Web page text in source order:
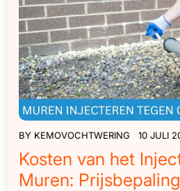
BY KEMOVOCHTWERING 10 JULI
Kosten van het
Muren: